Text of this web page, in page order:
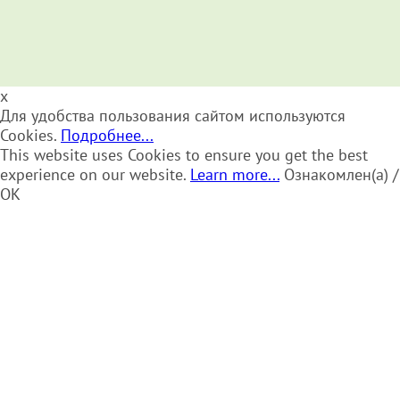
x
Для удобства пользования сайтом используются
Cookies. Подробнее...
This website uses Cookies to ensure you get the best
experience on our website. Learn more... Ознакомлен(а) /
OK